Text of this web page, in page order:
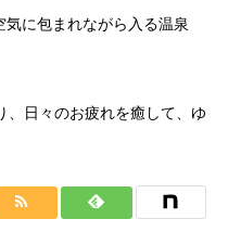
に包まれながら入る温泉
、日々のお疲れを癒して、ゆ